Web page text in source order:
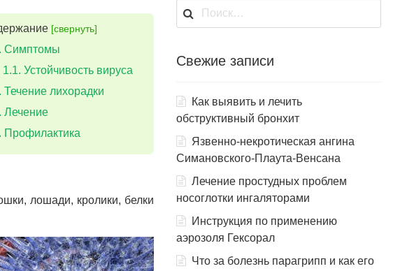
[свернуть]
Симптомы
Устойчивость вируса
Течение лихорадки
Лечение
Профилактика
лошади, кролики, белки
Найти:
Свежие записи
Как выявить и лечить
обструктивный бронхит
Язвенно-некротическая ангина
Симановского-Плаута-Венсана
Лечение простудных проблем
носоглотки ингаляторами
Инструкция по применению
аэрозоля Гексорал
Что за болезнь парагрипп и как его